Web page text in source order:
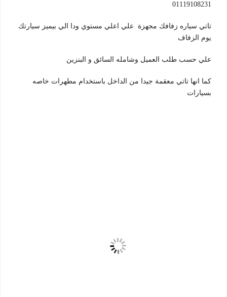
01119108231
تاتي سياره زفافك مجهزة علي اعلي مستوي ودا الي بيميز سيارتك
يوم الزفاف
علي حسب طلب العميل وشامله السائق و البنزين
كما انها تاتي معقمة جيدا من الداخل باستخدام مطهرات خاصه
بسيارات